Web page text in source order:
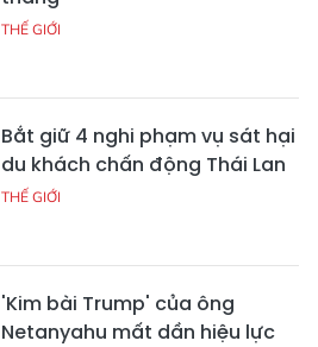
THẾ GIỚI
Bắt giữ 4 nghi phạm vụ sát hại
du khách chấn động Thái Lan
THẾ GIỚI
'Kim bài Trump' của ông
Netanyahu mất dần hiệu lực